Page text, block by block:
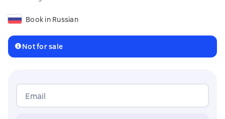
Book in Russian
Not for sale
Email